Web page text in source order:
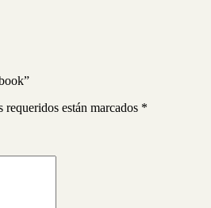
requeridos están marcados *